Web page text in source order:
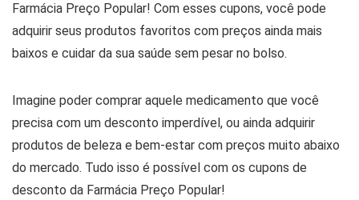
Farmácia Preço Popular! Com esses cupons, você pode
adquirir seus produtos favoritos com preços ainda mais
baixos e cuidar da sua saúde sem pesar no bolso.
Imagine poder comprar aquele medicamento que você
precisa com um desconto imperdível, ou ainda adquirir
produtos de beleza e bem-estar com preços muito abaixo
do mercado. Tudo isso é possível com os cupons de
desconto da Farmácia Preço Popular!